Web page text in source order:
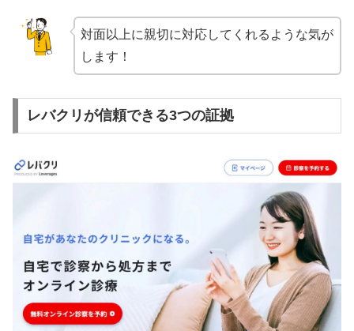
対面以上に親切に対応してくれるような気が
します！
レバクリが信頼できる3つの証拠